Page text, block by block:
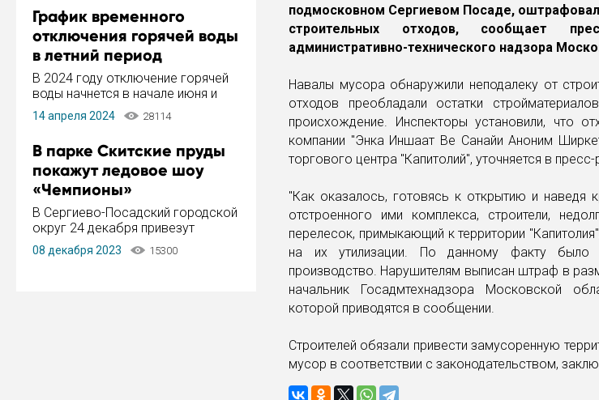
Пахомов.
График временного
отключения горячей воды
в летний период
В 2024 году отключение горячей
воды начнется в начале июня и
завершится в конце августа.
Период отключения составит не
14 апреля 2024 28114
В парке Скитские пруды
покажут ледовое шоу
«Чемпионы»
В Сергиево-Посадский городской
округ 24 декабря привезут
ледовый тур «Чемпионы»
заслуженного мастера спорта,
08 декабря 2023 15300
подмосковном Сергиевом Посаде,
строительных отходов, сообщает
административно-технического надзора
Навалы мусора обнаружили неподалеку от
отходов преобладали остатки
происхождение. Инспекторы установили, что
компании "Энка Иншаат Ве Санайи Аноним
торгового центра "Капитолий", уточняется в пресс-
"Как оказалось, готовясь к открытию и наведя
отстроенного ими комплекса, строители,
перелесок, примыкающий к территории
на их утилизации. По данному факту было
производство. Нарушителям выписан штраф в
начальник Госадмтехнадзора Московской
которой приводятся в сообщении.
Строителей обязали привести замусоренную
мусор в соответствии с законодательством,